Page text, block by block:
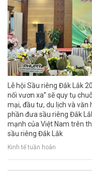
Lễ hội Sầu riêng Đắk Lắk
nối vươn xa” sẽ quy tụ
mại, đầu tư, du lịch và văn
phần đưa sầu riêng Đắk
mạnh của Việt Nam trên
sầu riêng Đắk Lắk
Kinh tế tuần hoàn